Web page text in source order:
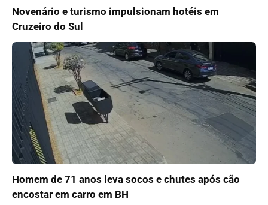
Novenário e turismo impulsionam hotéis em
Cruzeiro do Sul
Homem de 71 anos leva socos e chutes após cão
encostar em carro em BH